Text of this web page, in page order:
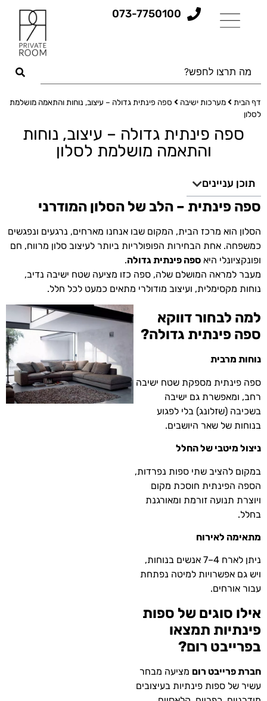
073-7750100
דף הבית מערכות ישיבה
ספה פינתית גדולה – עיצוב, נוחות והתאמה מושלמת
לסלון
ספה פינתית גדולה – עיצוב, נוחות
והתאמה מושלמת לסלון
תוכן עניינים
ספה פינתית – הלב של הסלון המודרני
הסלון הוא מרכז הבית, המקום שבו אנחנו מארחים, נרגעים ונפגשים
כמשפחה. אחת הבחירות הפופולריות ביותר לעיצוב סלון מרווח, חם
ופונקציונלי היא ספה פינתית גדולה.
מעבר למראה המושלם שלה, ספה כזו מציעה שטח ישיבה נדיב,
נוחות מקסימלית, ועיצוב מודולרי מתאים כמעט לכל חלל.
למה לבחור דווקא
ספה פינתית גדולה?
נוחות מרבית
ספה פינתית מספקת שטח ישיבה
רחב, ומאפשרת גם ישיבה
בשכיבה (שזלונג) בלי לפגוע
בנוחות של שאר היושבים.
ניצול מיטבי של החלל
במקום להציב שתי ספות נפרדות,
הספה הפינתית חוסכת מקום
ויוצרת תנועה זורמת ומאורגנת
בחלל.
מתאימה לאירוח
ניתן לארח 4–7 אנשים בנוחות,
ויש גם אפשרויות למיטה נפתחת
עבור אורחים.
אילו סוגים של ספות
פינתיות תמצאו
בפרייבט רום?
חברת פרייבט רום מציעה מבחר
עשיר של ספות פינתיות בעיצובים